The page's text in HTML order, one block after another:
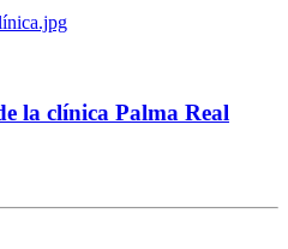
la clínica Palma Real